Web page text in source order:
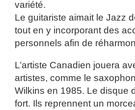
variété.
Le guitariste aimait le Jazz
tout en y incorporant des
personnels afin de
L’artiste Canadien jouera
artistes, comme le
Wilkins en 1985. Le disque
fort. Ils reprennent un